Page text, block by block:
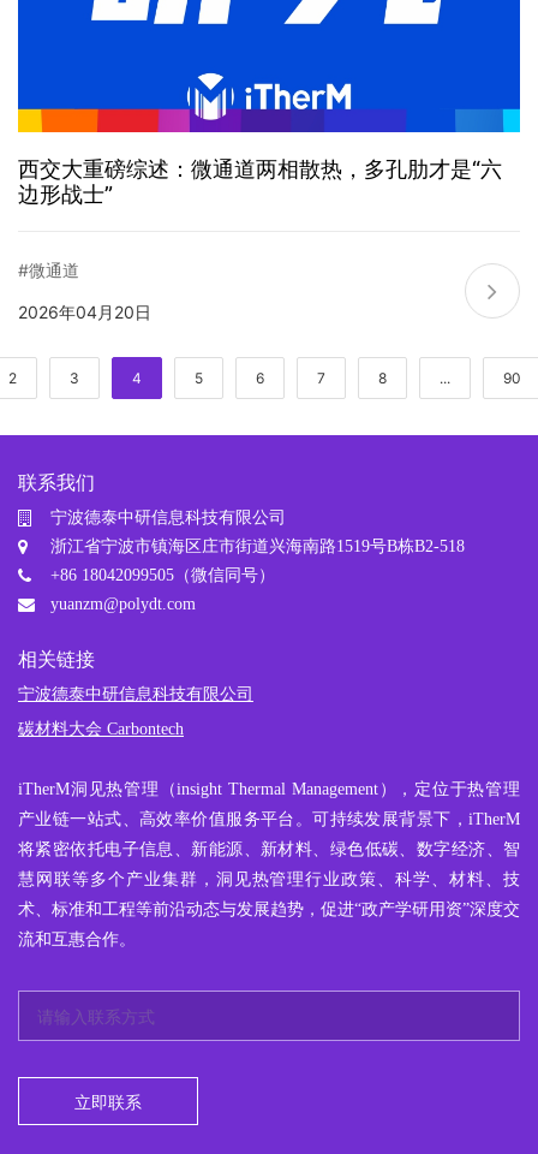
西交大重磅综述：微通道两相散热，多孔肋才是“六
边形战士”
#微通道
2026年04月20日
2 3 4 5 6 7 8 ... 90
联系我们
宁波德泰中研信息科技有限公司
浙江省宁波市镇海区庄市街道兴海南路1519号B栋B2-518
+86 18042099505（微信同号）
yuanzm@polydt.com
相关链接
宁波德泰中研信息科技有限公司
碳材料大会 Carbontech
iTherM洞见热管理
（insight Thermal Management），定位于热管理
产业链一站式、高效率价值服务平台。可持续发展背景下，iTherM
将紧密依托电子信息、新能源、新材料、绿色低碳、数字经济、智
慧网联等多个产业集群，洞见热管理行业政策、科学、材料、技
术、标准和工程等前沿动态与发展趋势，促进“政产学研用资”深度交
流和互惠合作。
立即联系